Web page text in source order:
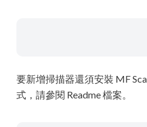
要新增掃描器還須安裝 MF
式，請參閱 Readme 檔案。